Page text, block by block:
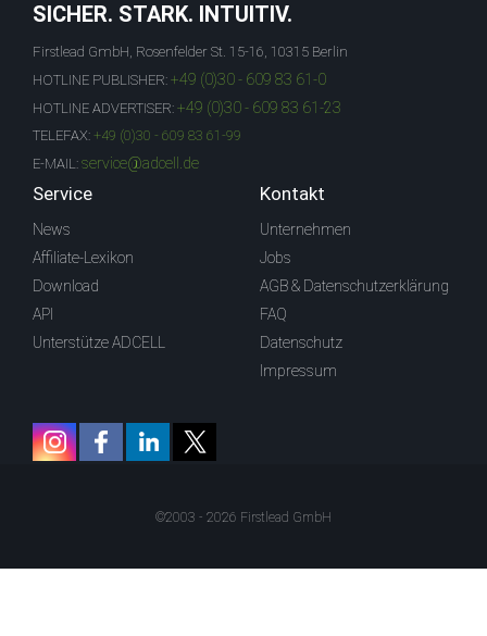
SICHER. STARK. INTUITIV.
Firstlead GmbH, Rosenfelder St. 15-16, 10315 Berlin
HOTLINE PUBLISHER: +49 (0)30 - 609 83 61-0
HOTLINE ADVERTISER: +49 (0)30 - 609 83 61-23
TELEFAX: +49 (0)30 - 609 83 61-99
E-MAIL: service@adcell.de
Service
News
Affiliate-Lexikon
Download
API
Unterstütze ADCELL
Kontakt
Unternehmen
Jobs
AGB & Datenschutzerklärung
FAQ
Datenschutz
Impressum
©2003 - 2026 Firstlead GmbH